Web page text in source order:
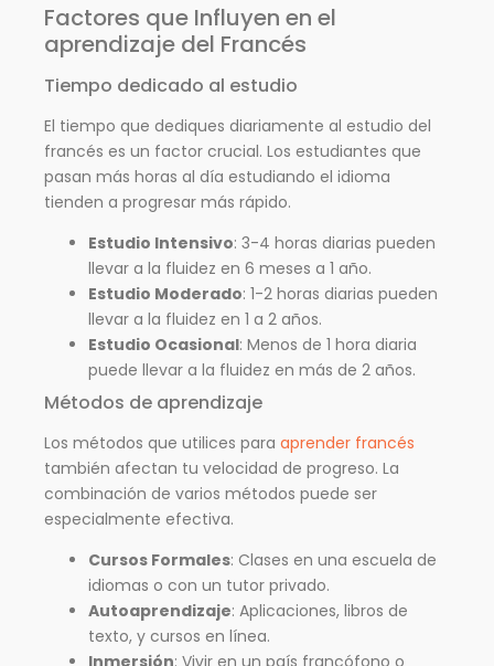
Factores que Influyen en el
aprendizaje del Francés
Tiempo dedicado al estudio
El tiempo que dediques diariamente al estudio del
francés es un factor crucial. Los estudiantes que
pasan más horas al día estudiando el idioma
tienden a progresar más rápido.
Estudio Intensivo: 3-4 horas diarias pueden
llevar a la fluidez en 6 meses a 1 año.
Estudio Moderado: 1-2 horas diarias pueden
llevar a la fluidez en 1 a 2 años.
Estudio Ocasional: Menos de 1 hora diaria
puede llevar a la fluidez en más de 2 años.
Métodos de aprendizaje
Los métodos que utilices para aprender francés
también afectan tu velocidad de progreso. La
combinación de varios métodos puede ser
especialmente efectiva.
Cursos Formales: Clases en una escuela de
idiomas o con un tutor privado.
Autoaprendizaje: Aplicaciones, libros de
texto, y cursos en línea.